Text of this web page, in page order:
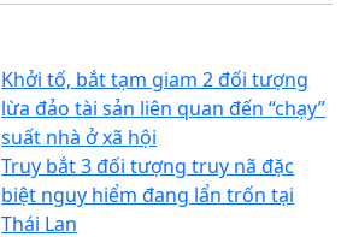
Khởi tố, bắt tạm giam 2 đối tượng
lừa đảo tài sản liên quan đến “chạy”
suất nhà ở xã hội
Truy bắt 3 đối tượng truy nã đặc
biệt nguy hiểm đang lẩn trốn tại
Thái Lan